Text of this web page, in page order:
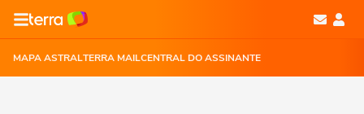
MAPA ASTRALTERRA MAILCENTRAL DO ASSINANTE